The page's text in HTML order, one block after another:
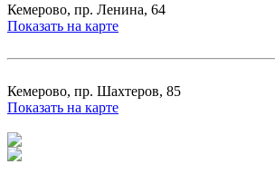
Кемерово, пр. Ленина, 64
Показать на карте
Кемерово, пр. Шахтеров, 85
Показать на карте